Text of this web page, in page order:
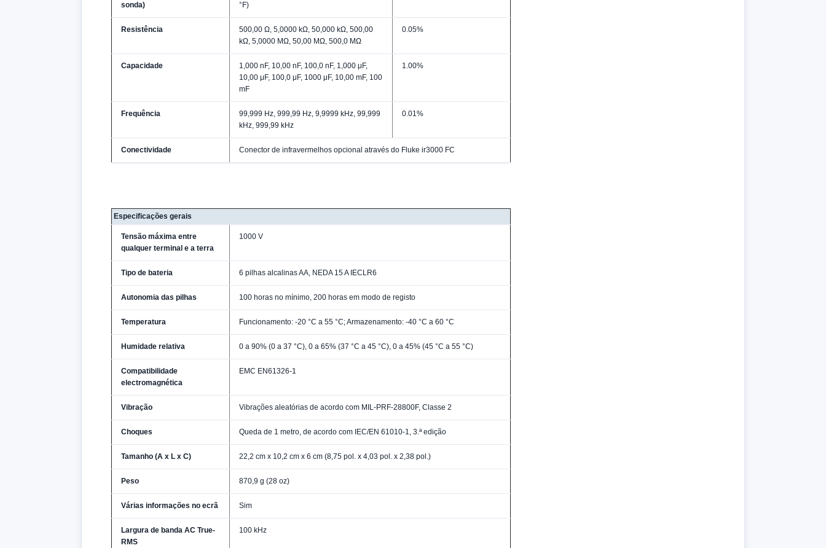
sonda)
°F)
Resistência
500,00 Ω, 5,0000 kΩ, 50,000 kΩ, 500,00
kΩ, 5,0000 MΩ, 50,00 MΩ, 500,0 MΩ
0.05%
Capacidade
1,000 nF, 10,00 nF, 100,0 nF, 1,000 μF,
10,00 μF, 100,0 μF, 1000 μF, 10,00 mF, 100
mF
1.00%
Frequência
99,999 Hz, 999,99 Hz, 9,9999 kHz, 99,999
kHz, 999,99 kHz
0.01%
Conectividade Conector de infravermelhos opcional através do Fluke ir3000 FC
Especificações gerais
Tensão máxima entre
qualquer terminal e a terra
1000 V
Tipo de bateria 6 pilhas alcalinas AA, NEDA 15 A IECLR6
Autonomia das pilhas 100 horas no mínimo, 200 horas em modo de registo
Temperatura Funcionamento: -20 °C a 55 °C; Armazenamento: -40 °C a 60 °C
Humidade relativa 0 a 90% (0 a 37 °C), 0 a 65% (37 °C a 45 °C), 0 a 45% (45 °C a 55 °C)
Compatibilidade
electromagnética
EMC EN61326-1
Vibração Vibrações aleatórias de acordo com MIL-PRF-28800F, Classe 2
Choques Queda de 1 metro, de acordo com IEC/EN 61010-1, 3.ª edição
Tamanho (A x L x C) 22,2 cm x 10,2 cm x 6 cm (8,75 pol. x 4,03 pol. x 2,38 pol.)
Peso 870,9 g (28 oz)
Várias informações no ecrã Sim
Largura de banda AC True-
RMS
100 kHz